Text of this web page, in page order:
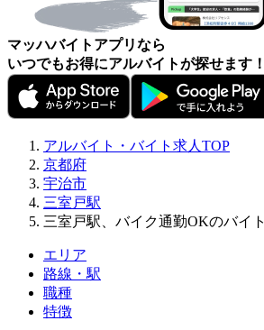
マッハバイトアプリなら
いつでもお得にアルバイトが探せます！
アルバイト・バイト求人TOP
京都府
宇治市
三室戸駅
三室戸駅、バイク通勤OKのバイト
エリア
路線・駅
職種
特徴